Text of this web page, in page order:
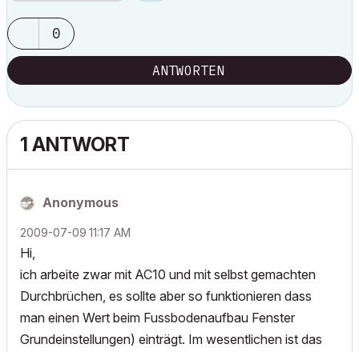
0
ANTWORTEN
1 ANTWORT
Anonymous
‎2009-07-09 11:17 AM
Hi,
ich arbeite zwar mit AC10 und mit selbst gemachten
Durchbrüchen, es sollte aber so funktionieren dass
man einen Wert beim Fussbodenaufbau Fenster
Grundeinstellungen) einträgt. Im wesentlichen ist das